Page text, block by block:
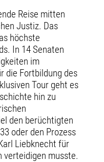
Reise mitten
Justiz. Das
höchste
In 14 Senaten
im
die Fortbildung des
Tour geht es
hin zu
den berüchtigten
oder den Prozess
Liebknecht für
verteidigen musste.